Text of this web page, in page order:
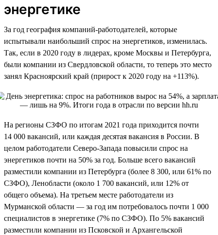
энергетике
За год география компаний-работодателей, которые
испытывали наибольший спрос на энергетиков, изменилась.
Так, если в 2020 году в лидерах, кроме Москвы и Петербурга,
были компании из Свердловской области, то теперь это место
занял Красноярский край (прирост к 2020 году на +113%).
На регионы СЗФО по итогам 2021 года приходится почти
14 000 вакансий, или каждая десятая вакансия в России. В
целом работодатели Северо-Запада повысили спрос на
энергетиков почти на 50% за год. Больше всего вакансий
разместили компании из Петербурга (более 8 300, или 61% по
СЗФО), Ленобласти (около 1 700 вакансий, или 12% от
общего объема). На третьем месте работодатели из
Мурманской области — за год им потребовалось почти 1 000
специалистов в энергетике (7% по СЗФО). По 5% вакансий
разместили компании из Псковской и Архангельской